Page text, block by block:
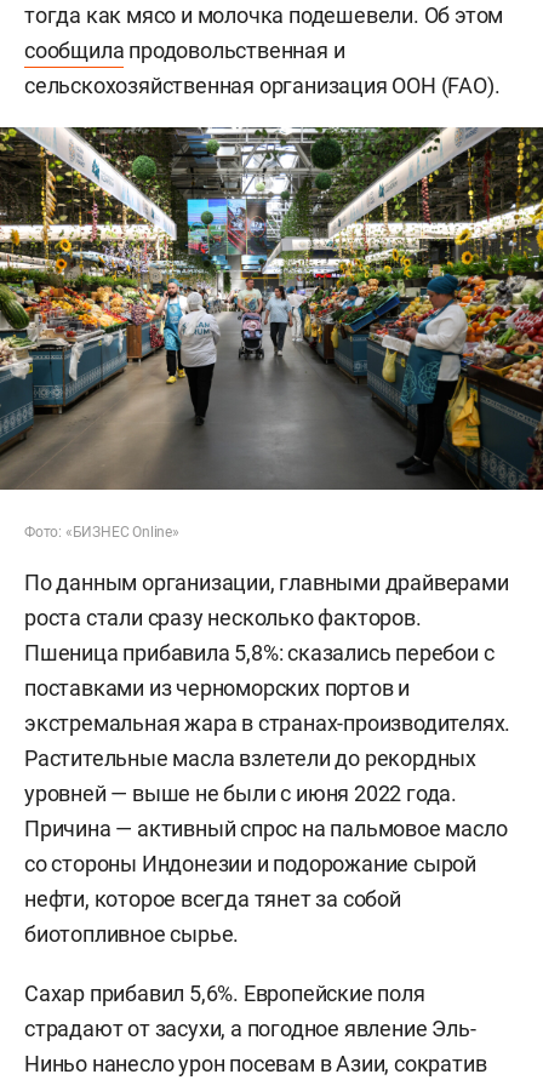
тогда как мясо и молочка подешевели. Об этом
сообщила продовольственная и
сельскохозяйственная организация ООН (FAO).
Фото: «БИЗНЕС Online»
По данным организации, главными драйверами
роста стали сразу несколько факторов.
Пшеница прибавила 5,8%: сказались перебои с
поставками из черноморских портов и
экстремальная жара в странах-производителях.
Растительные масла взлетели до рекордных
уровней — выше не были с июня 2022 года.
Причина — активный спрос на пальмовое масло
со стороны Индонезии и подорожание сырой
нефти, которое всегда тянет за собой
биотопливное сырье.
Сахар прибавил 5,6%. Европейские поля
страдают от засухи, а погодное явление Эль-
Ниньо нанесло урон посевам в Азии, сократив